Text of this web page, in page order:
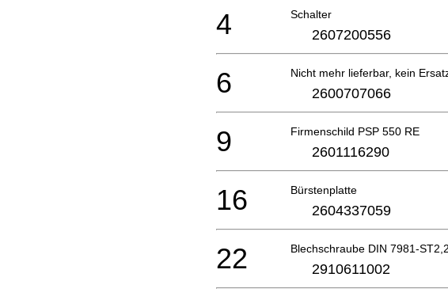
Schalter
4 2607200556
Nicht mehr lieferbar, kein
6 2600707066
Firmenschild PSP 550 RE
9 2601116290
Bürstenplatte
16 2604337059
Blechschraube DIN 7981-
22 2910611002